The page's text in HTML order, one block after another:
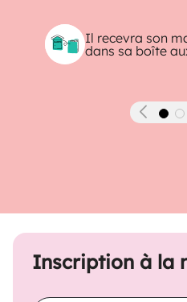
Il recevra son
dans sa boîte
Inscription à la